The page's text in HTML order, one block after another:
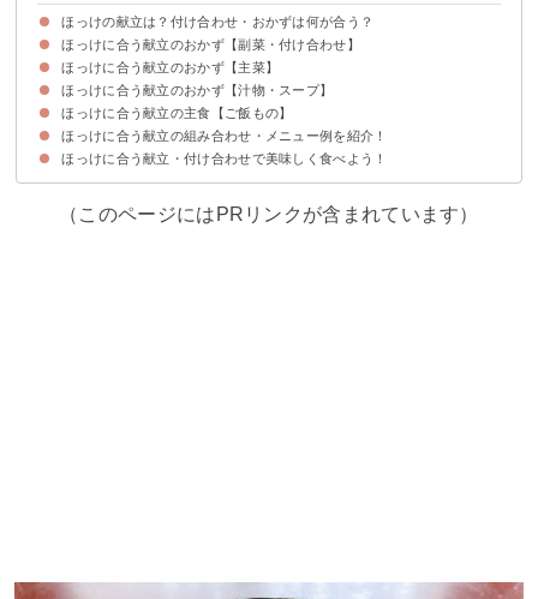
ほっけの献立は？付け合わせ・おかずは何が合う？
ほっけに合う献立のおかず【副菜・付け合わせ】
①あさりとキャベツの酒蒸し
②わかめときゅうりの酢の物
③厚揚げの煮物
④ちくわの磯辺揚げ
⑤ブロッコリーのチーズ焼き
⑥砂肝の炒め物
ほっけに合う献立のおかず【主菜】
①はんぺんのハムチーズフライ
②鶏肉のトマト煮込み
③天ぷらの盛り合わせ
④手羽先の唐揚げ
ほっけに合う献立のおかず【汁物・スープ】
①さつまいものみそ汁
②肉だんごと春雨のスープ
③けんちん汁
④ポトフ
⑤とろろ昆布のお吸い物
ほっけに合う献立の主食【ご飯もの】
①塩昆布と枝豆としらすの混ぜご飯
②カップ入りオムライス
③焼きおにぎり
④ベーコンのチーズリゾット
⑤たけのこの炊き込みご飯
ほっけに合う献立の組み合わせ・メニュー例を紹介！
献立メニュー例①
献立メニュー例②
献立メニュー例③
ほっけに合う献立・付け合わせで美味しく食べよう！
（このページにはPRリンクが含まれています）